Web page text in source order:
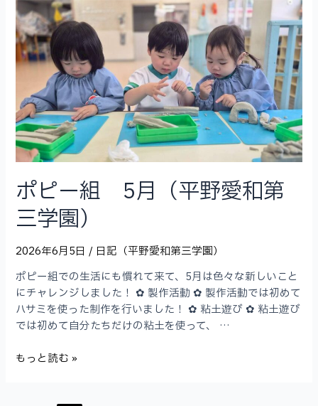
ン
組
夏
野
菜
え
（平
野
愛
第
学
ポピー組 5月（平野愛和第
三学園）
2026年6月5日/ 日記（平野愛和第三学園）
ポピー組での生活にも慣れて来て、5月は色々な新しいこと
にチャレンジしました！ ✿︎ 製作活動 ✿︎ 製作活動では初めて
ハサミを使った制作を行いました！ ✿︎ 粘土遊び ✿︎ 粘土遊び
では初めて自分たちだけの粘土を使って、 …
ポ
もっと読む »